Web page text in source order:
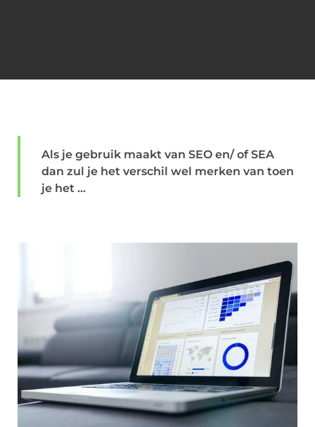
Als je gebruik maakt van SEO en/ of SEA
dan zul je het verschil wel merken van toen
je het ...